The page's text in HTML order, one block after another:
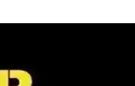
sağlar.